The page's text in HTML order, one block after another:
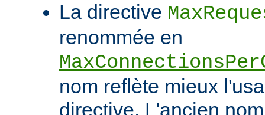
La directive
renommée en
nom reflète mieux
directive. L'ancien